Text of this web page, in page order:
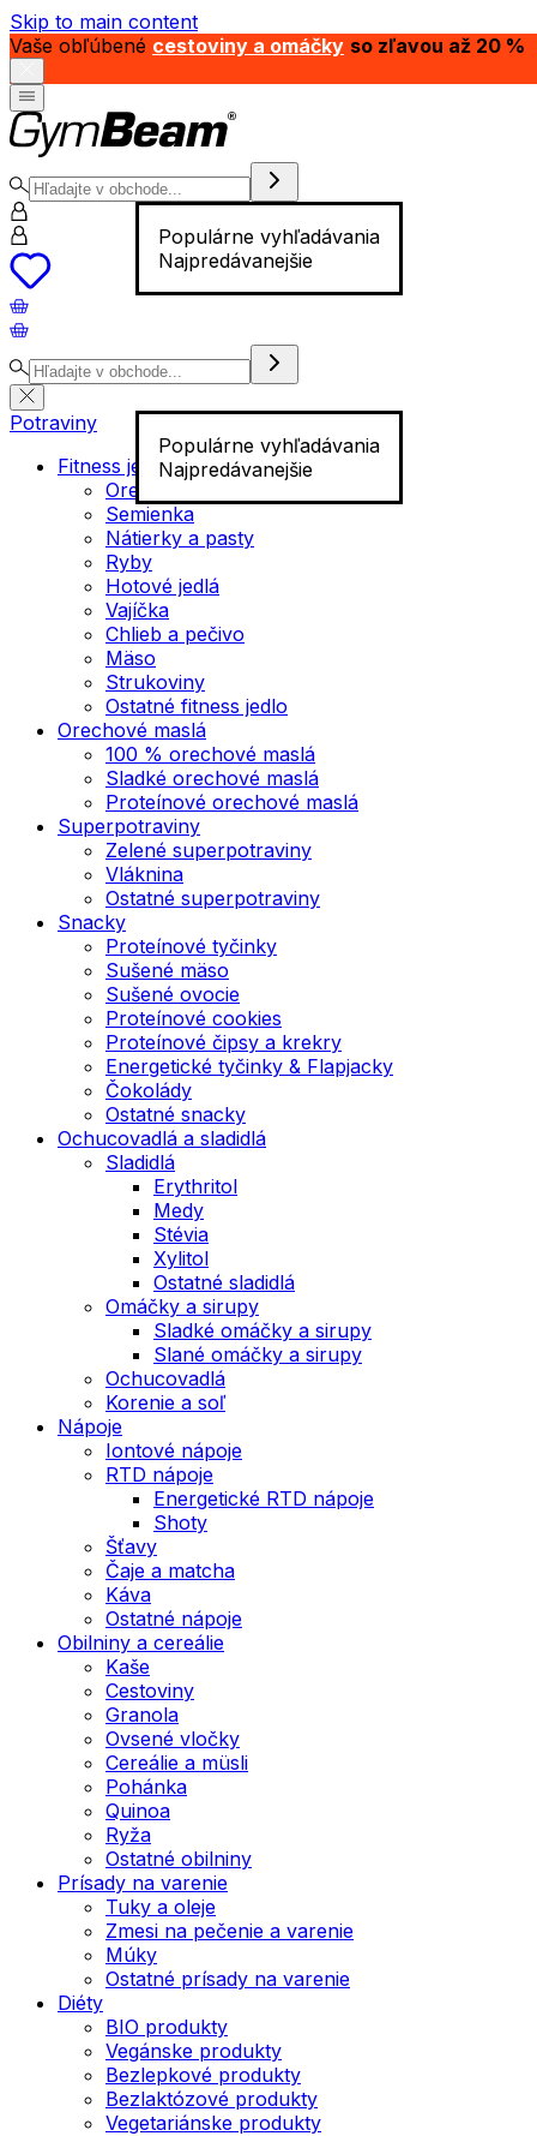
Skip to main content
Vaše obľúbené cestoviny a omáčky so zľavou až 20 %
Populárne vyhľadávania
Najpredávanejšie
Populárne vyhľadávania
Najpredávanejšie
Potraviny
Fitness jedlo
Orechy
Semienka
Nátierky a pasty
Ryby
Hotové jedlá
Vajíčka
Chlieb a pečivo
Mäso
Strukoviny
Ostatné fitness jedlo
Orechové maslá
100 % orechové maslá
Sladké orechové maslá
Proteínové orechové maslá
Superpotraviny
Zelené superpotraviny
Vláknina
Ostatné superpotraviny
Snacky
Proteínové tyčinky
Sušené mäso
Sušené ovocie
Proteínové cookies
Proteínové čipsy a krekry
Energetické tyčinky & Flapjacky
Čokolády
Ostatné snacky
Ochucovadlá a sladidlá
Sladidlá
Erythritol
Medy
Stévia
Xylitol
Ostatné sladidlá
Omáčky a sirupy
Sladké omáčky a sirupy
Slané omáčky a sirupy
Ochucovadlá
Korenie a soľ
Nápoje
Iontové nápoje
RTD nápoje
Energetické RTD nápoje
Shoty
Šťavy
Čaje a matcha
Káva
Ostatné nápoje
Obilniny a cereálie
Kaše
Cestoviny
Granola
Ovsené vločky
Cereálie a müsli
Pohánka
Quinoa
Ryža
Ostatné obilniny
Prísady na varenie
Tuky a oleje
Zmesi na pečenie a varenie
Múky
Ostatné prísady na varenie
Diéty
BIO produkty
Vegánske produkty
Bezlepkové produkty
Bezlaktózové produkty
Vegetariánske produkty